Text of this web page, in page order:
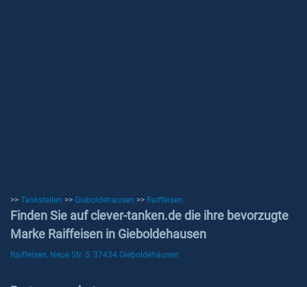
>> Tankstellen >> Gieboldehausen >> Raiffeisen
Finden Sie auf clever-tanken.de die ihre bevorzugte
Marke Raiffeisen in Gieboldehausen
Raiffeisen, Neue Str. 5, 37434 Gieboldehausen